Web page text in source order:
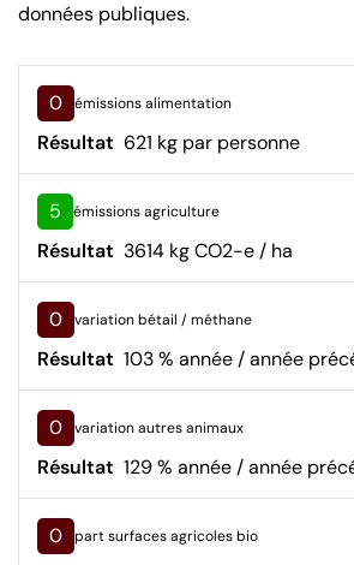
données publiques.
0 émissions alimentation
Résultat 621 kg par personne
5 émissions agriculture
Résultat 3614 kg CO2-e / ha
0 variation bétail / méthane
Résultat 103 % année / année
0 variation autres animaux
Résultat 129 % année / année
0 part surfaces agricoles bio